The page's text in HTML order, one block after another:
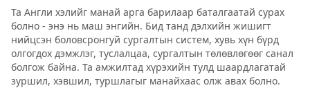
Та Англи хэлийг манай арга барилаар баталгаатай сурах
болно - энэ нь маш энгийн. Бид танд дэлхийн жишигт
нийцсэн боловсронгуй сургалтын систем, хувь хүн бүрд
олгогдох ​​дэмжлэг, туслалцаа, сургалтын төлөвлөгөөг санал
болгож байна. Та амжилтад хүрэхийн тулд шаардлагатай
зуршил, хэвшил, туршлагыг манайхаас олж авах болно.